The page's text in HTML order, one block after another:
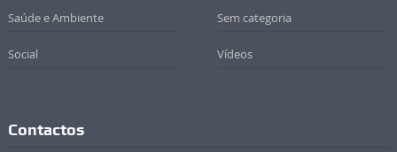
Saúde e Ambiente Sem categoria
Social Vídeos
Contactos